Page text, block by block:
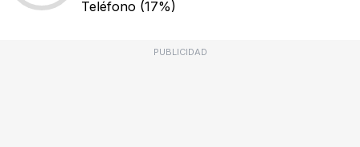
Teléfono (17%)
PUBLICIDAD